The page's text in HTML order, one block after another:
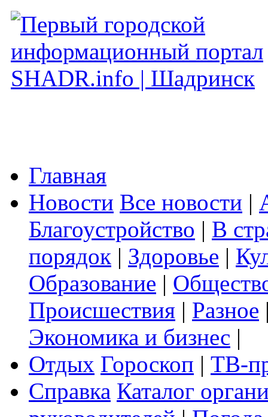
Главная
Новости Все новости |
Благоустройство | В
порядок | Здоровье |
Образование |
Происшествия | Разное
Экономика и бизнес |
Отдых Гороскоп | ТВ-
Справка Каталог